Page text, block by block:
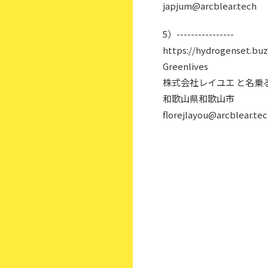
japjum@arcblear.tech
5）----------------
https://
Greenlives
株式会社レイユエ と名乗
和歌山県和歌山市